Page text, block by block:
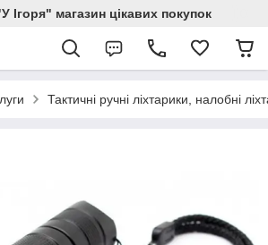
Ігоря" магазин цікавих покупок
Тактичні ручні ліхтарики, налобні